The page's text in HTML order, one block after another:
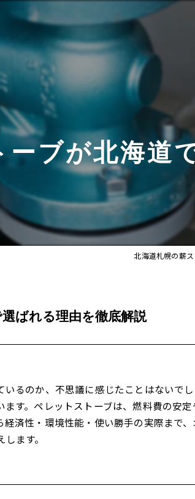
ブが北海道
北海道札幌の薪
ばれる理由を徹底解説
るのか、不思議に感じたことはないで
す。ペレットストーブは、燃料費の安
済性・環境性能・使い勝手の実際まで
ます。